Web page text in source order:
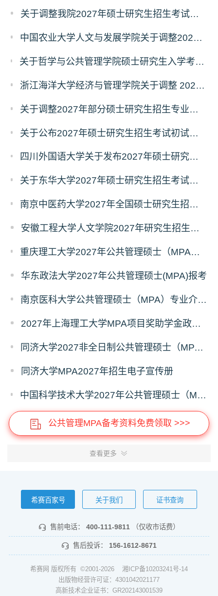
关于调整我院2027年硕士研究生招生考试科目及参考书的通知
中国农业大学人文与发展学院关于调整2027年硕士研究生招生考试初试科目的通知
关于哲学与公共管理学院硕士研究生入学考试（初试） 考试科目及参考书目变更的通知（二）
浙江海洋大学经济与管理学院关于调整 2027年硕士研究生招生考试初试科目的公告
关于调整2027年部分硕士研究生招生专业初试考试科目的公告（持续更新中）
关于公布2027年硕士研究生招生考试初试自命题科目考试大纲的通知
四川外国语大学关于发布2027年硕士研究生招生考试自命题科目大纲的公告
关于东华大学2027年硕士研究生招生考试（初试）招生目录拟调整公告（一）
南京中医药大学2027年全国硕士研究生招生考试初试自命题科目考试内容及参考书目
安徽工程大学人文学院2027年研究生招生简章
重庆理工大学2027年公共管理硕士（MPA）专业学位研究生（双证）报考
华东政法大学2027年公共管理硕士(MPA)报考
南京医科大学公共管理硕士（MPA）专业介绍（2027年）
2027年上海理工大学MPA项目奖助学金政策发布
同济大学2027非全日制公共管理硕士（MPA）奖学金方案
同济大学MPA2027年招生电子宣传册
中国科学技术大学2027年公共管理硕士（MPA）专业学位研究生招生通知
公共管理MPA备考资料免费领取 >>>
查看更多
希赛百家号 关于我们 证书查询
售前电话： 400-111-9811 （仅收市话费）
售后投诉： 156-1612-8671
希赛网 版权所有 ©2001-2026 湘ICP备10203241号-14
出版物经营许可证：4301042021177
高新技术企业证书：GR202143001539